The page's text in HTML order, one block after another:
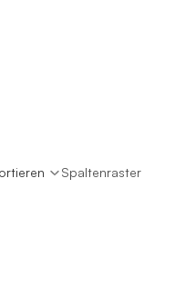
Spaltenraster